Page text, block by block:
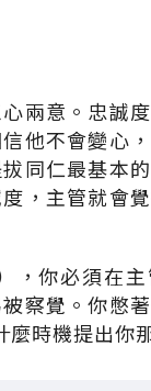
兩意。忠誠
他不會變心
同仁最基本
，主管就會
，你必須在
察覺。你憋
時機提出你